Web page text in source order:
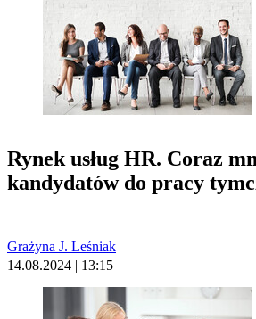
Rynek usług HR. Coraz
kandydatów do pracy
Grażyna J. Leśniak
14.08.2024 | 13:15